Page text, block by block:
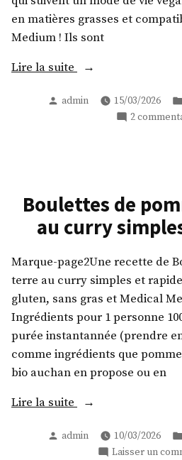
en matières grasses et
Medium ! Ils sont
Lire la suite « Buns
pour
hamburger
sans
gras »
Publié
admin 15/03/2026
2
Boulettes de
au curry
Marque-page2Une recette de
terre au curry simples et
gluten, sans gras et Medical
Ingrédients pour 1 personne
purée instantannée (prendre
comme ingrédients que
bio auchan en propose ou en
Lire la suite « Boulettes
pommes
Publié
admin 10/03/2026
Laisser un